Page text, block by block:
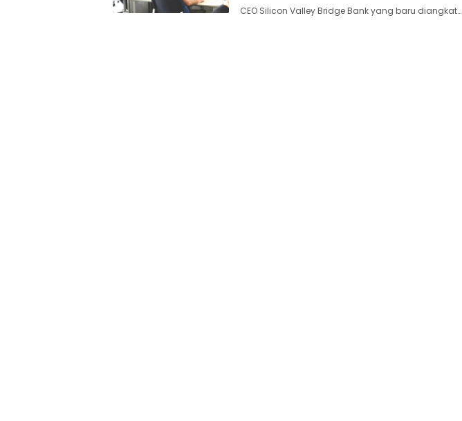
CEO Silicon Valley Bridge Bank yang baru diangkat…